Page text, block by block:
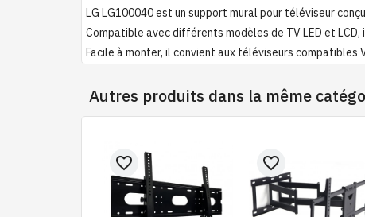
LG LG100040 est un support mural pour téléviseur
Compatible avec différents modèles de TV LED et LCD,
Facile à monter, il convient aux téléviseurs
Autres produits dans la même
favorite_border favorite_border